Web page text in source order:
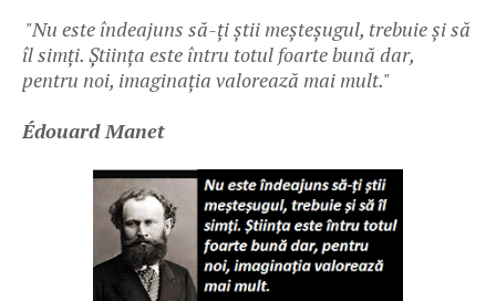
"Nu este îndeajuns să-ți știi meșteșugul, trebuie și să
îl simți. Știința este întru totul foarte bună dar,
pentru noi, imaginația valorează mai mult."
Édouard Manet